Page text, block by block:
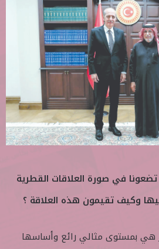
تضعونا في صورة العلاقات القطرية
وكيف تقيمون هذه العلاقة ؟
هي بمستوى مثالي رائع وأساسها